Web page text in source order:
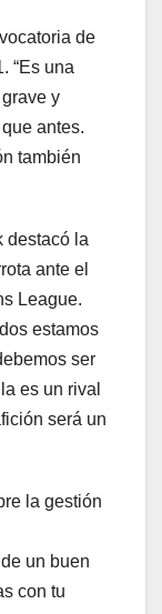
de
“Es una
y
antes.
también
destacó la
ante el
League.
estamos
ser
es un rival
será un
la gestión
un buen
con tu